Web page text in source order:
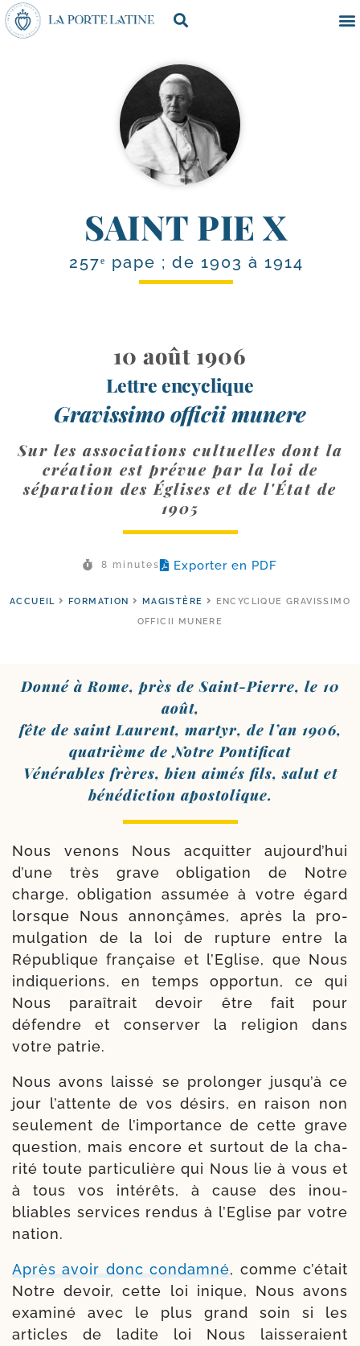
SAINT PIE X
257ᵉ pape ; de 1903 à 1914
10 août 1906
Lettre encyclique
Gravissimo officii munere
Sur les associations cultuelles dont la
création est prévue par la loi de
séparation des Églises et de l'État de
1905
8 minutes Exporter en PDF
ACCUEIL FORMATION MAGISTÈRE
ENCYCLIQUE GRAVISSIMO
OFFICII MUNERE
Donné à Rome, près de Saint-​Pierre, le 10
août,
fête de saint Laurent, mar­tyr, de l’an 1906,
qua­trième de Notre Pontificat
Vénérables frères, bien aimés fils, salut et
béné­dic­tion apostolique.
Nous venons Nous acquit­ter aujourd’hui
d’une très grave obli­ga­tion de Notre
charge, obli­ga­tion assu­mée à votre égard
lorsque Nous annon­çâmes, après la pro­
mul­ga­tion de la loi de rup­ture entre la
République fran­çaise et l’Eglise, que Nous
indi­que­rions, en temps oppor­tun, ce qui
Nous paraî­trait devoir être fait pour
défendre et conser­ver la reli­gion dans
votre patrie.
Nous avons lais­sé se pro­lon­ger jusqu’à ce
jour l’attente de vos dési­rs, en rai­son non
seule­ment de l’importance de cette grave
ques­tion, mais encore et sur­tout de la cha­
ri­té toute par­ti­cu­lière qui Nous lie à vous et
à tous vos inté­rêts, à cause des inou­
bliables ser­vices ren­dus à l’Eglise par votre
nation.
Après avoir donc condam­né, comme c’était
Notre devoir, cette loi inique, Nous avons
exa­mi­né avec le plus grand soin si les
articles de ladite loi Nous lais­se­raient